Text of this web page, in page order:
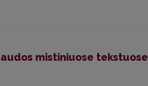
mistiniuose tekstuose